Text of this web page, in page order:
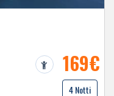
169€
4 Notti